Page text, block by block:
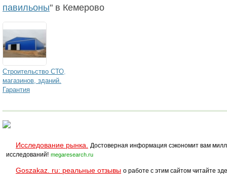
павильоны" в Кемерово
Строительство СТО,
магазинов, зданий.
Гарантия
Исследование рынка.
Достоверная информация сэкономит вам
исследований! megaresearch.ru
Goszakaz. ru: реальные отзывы о работе с этим сайтом читайте